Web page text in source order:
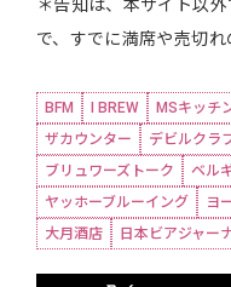
＊告知は、本サイト以
で、すでに満席や売切れ
BFM I BREW MSキッチ
ザカウンター
デビルクラ
ブリュワーズトーク
ベル
ヤッホーブルーイング
ヨ
大月酒店
日本ビアジャー